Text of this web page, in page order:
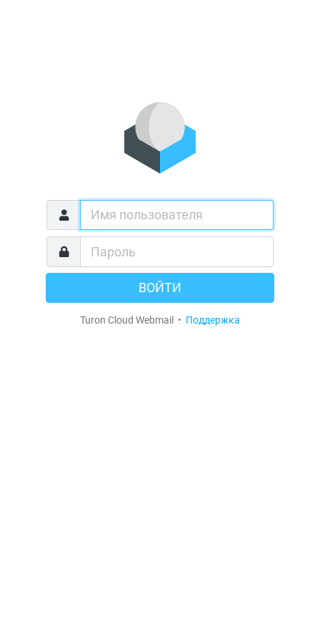
ВОЙТИ
Turon Cloud Webmail • Поддержка